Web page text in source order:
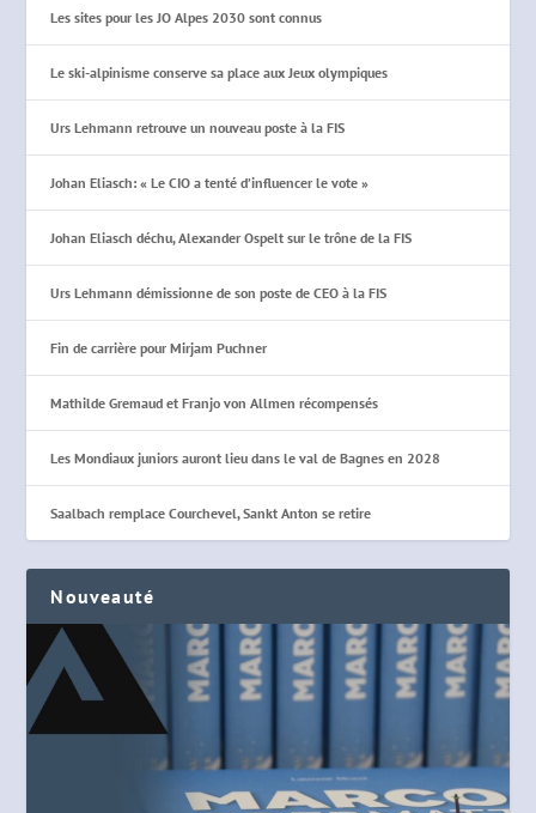
Les sites pour les JO Alpes 2030 sont connus
Le ski-alpinisme conserve sa place aux Jeux olympiques
Urs Lehmann retrouve un nouveau poste à la FIS
Johan Eliasch: « Le CIO a tenté d’influencer le vote »
Johan Eliasch déchu, Alexander Ospelt sur le trône de la FIS
Urs Lehmann démissionne de son poste de CEO à la FIS
Fin de carrière pour Mirjam Puchner
Mathilde Gremaud et Franjo von Allmen récompensés
Les Mondiaux juniors auront lieu dans le val de Bagnes en 2028
Saalbach remplace Courchevel, Sankt Anton se retire
Nouveauté